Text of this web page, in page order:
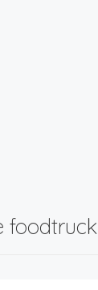
foodtruck